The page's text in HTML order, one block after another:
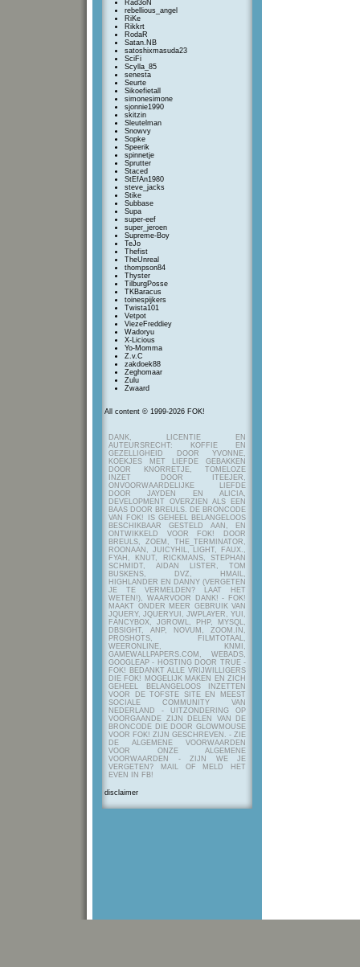
Rad3oN
rebellious_angel
RiKe
Rikkrt
RodaR
Satan.NB
satoshixmasuda23
SciFi
Scylla_85
senesta
Seurte
Sikoefietall
simonesimone
sjonnie1990
skitzin
Sleutelman
Snowvy
Sopke
Speerik
spinnetje
Sprutter
Staced
StEfAn1980
steve_jacks
Stike
Subbase
Supa
super-eef
super_jeroen
Supreme-Boy
TeJo
Thefist
TheUnreal
thompson84
Thyster
TilburgPosse
TKBaracus
toinespijkers
Twista101
Vetpot
ViezeFreddiey
Wadoryu
X-Licious
Yo-Momma
Z.v.C
zakdoek88
Zeghomaar
Zulu
Zwaard
All content © 1999-2026 FOK!
DANK, LICENTIE EN
AUTEURSRECHT: KOFFIE EN
GEZELLIGHEID DOOR YVONNE,
KOEKJES MET LIEFDE GEBAKKEN
DOOR KNORRETJE, TOMELOZE
INZET DOOR ITEEJER,
ONVOORWAARDELIJKE LIEFDE
DOOR JAYDEN EN ALICIA,
DEVELOPMENT OVERZIEN ALS EEN
BAAS DOOR BREULS. DE BRONCODE
VAN FOK! IS GEHEEL BELANGELOOS
BESCHIKBAAR GESTELD AAN, EN
ONTWIKKELD VOOR FOK! DOOR
BREULS, ZOEM, THE_TERMINATOR,
ROONAAN, JUICYHIL, LIGHT, FAUX.,
FYAH, KNUT, RICKMANS, STEPHAN
SCHMIDT, AIDAN LISTER, TOM
BUSKENS, DVZ, HMAIL,
HIGHLANDER EN DANNY (VERGETEN
JE TE VERMELDEN? LAAT HET
WETEN!), WAARVOOR DANK! - FOK!
MAAKT ONDER MEER GEBRUIK VAN
JQUERY, JQUERYUI, JWPLAYER, YUI,
FANCYBOX, JGROWL, PHP, MYSQL,
DBSIGHT, ANP, NOVUM, ZOOM.IN,
PROSHOTS, FILMTOTAAL,
WEERONLINE, KNMI,
GAMEWALLPAPERS.COM, WEBADS,
GOOGLEAP - HOSTING DOOR TRUE -
FOK! BEDANKT ALLE VRIJWILLIGERS
DIE FOK! MOGELIJK MAKEN EN ZICH
GEHEEL BELANGELOOS INZETTEN
VOOR DE TOFSTE SITE EN MEEST
SOCIALE COMMUNITY VAN
NEDERLAND - UITZONDERING OP
VOORGAANDE ZIJN DELEN VAN DE
BRONCODE DIE DOOR GLOWMOUSE
VOOR FOK! ZIJN GESCHREVEN. - ZIE
DE ALGEMENE VOORWAARDEN
VOOR ONZE ALGEMENE
VOORWAARDEN - ZIJN WE JE
VERGETEN? MAIL OF MELD HET
EVEN IN FB!
disclaimer